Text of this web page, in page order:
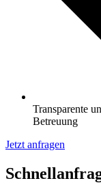
Transparente
Betreuung
Jetzt anfragen